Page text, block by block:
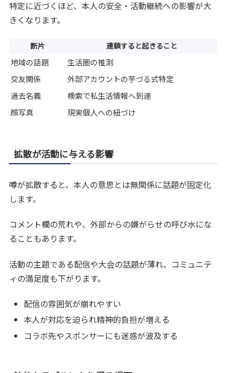
特定に近づくほど、本人の安全・活動継続への影響が大
きくなります。
断片 連鎖すると起きること
地域の話題
生活圏の推測
交友関係
外部アカウントの芋づる式特定
過去名義
検索で私生活情報へ到達
顔写真
現実個人への紐づけ
拡散が活動に与える影響
噂が拡散すると、本人の意思とは無関係に話題が固定化
します。
コメント欄の荒れや、外部からの嫌がらせの呼び水にな
ることもあります。
活動の主題である配信や大会の話題が薄れ、コミュニテ
ィの満足度も下がります。
配信の雰囲気が崩れやすい
本人が対応を迫られ精神的負担が増える
コラボ先やスポンサーにも迷惑が波及する